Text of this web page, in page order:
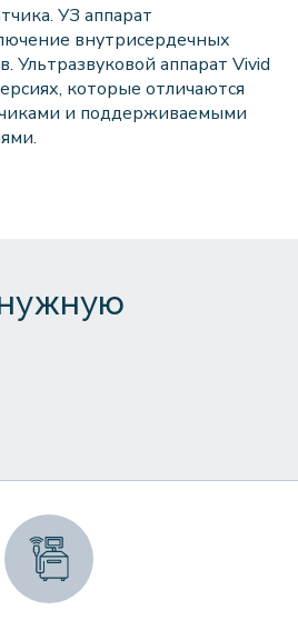
УЗ аппарат
внутрисердечных
Ультразвуковой аппарат Vivid
которые отличаются
и поддерживаемыми